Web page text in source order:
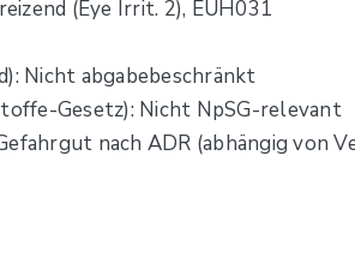
(Eye Irrit. 2), EUH031
Nicht abgabebeschränkt
Gesetz): Nicht NpSG-relevant
nach ADR (abhängig von